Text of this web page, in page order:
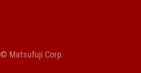
© Matsufuji Corp.